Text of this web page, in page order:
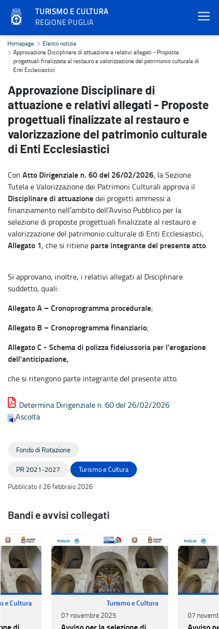
TURISMO E CULTURA
REGIONE PUGLIA
Approvazione Disciplinare di attuazione e relativi allegati -
Homepage
Elenco notizie
Approvazione Disciplinare di attuazione e relativi allegati - Proposte
progettuali finalizzate al restauro e valorizzazione del patrimonio culturale di
Enti Ecclesiastici
Approvazione Disciplinare di
attuazione e relativi allegati - Proposte
progettuali finalizzate al restauro e
valorizzazione del patrimonio culturale
di Enti Ecclesiastici
Con Atto Dirigenziale n. 60 del 26/02/2026, la Sezione
Tutela e Valorizzazione dei Patrimoni Culturali approva il
Disciplinare di attuazionedei progetti ammessi a
finanziamento nell’ambito dell’Avviso Pubblico per la
selezione di proposte progettuali finalizzate al restauro e
valorizzazione del patrimonio culturale di Enti Ecclesiastici,
Allegato 1, che si ritiene parte integrante del presente atto.
Si approvano, inoltre, i relativi allegati al Disciplinare
suddetto, quali:
Allegato A – Cronoprogramma procedurale;
Allegato B – Cronoprogramma finanziario;
Allegato C - Schema di polizza fideiussoria per l’erogazione
dell'anticipazione,
che si ritengono parte integrante del presente atto.
Determina Dirigenziale n. 60 del 26/02/2026
Ascolta
Fondo di Rotazione
PR 2021-2027
Turismo e Cultura
Pubblicato il 26 febbraio 2026
Bandi e avvisi collegati
e Cultura
Turismo e Cultura
07 novembre 2025
07